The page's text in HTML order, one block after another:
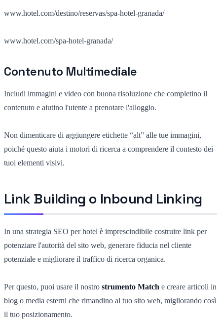
www.hotel.com/destino/reservas/spa-hotel-granada/
www.hotel.com/spa-hotel-granada/
Contenuto Multimediale
Includi immagini e video con buona risoluzione che completino il
contenuto e aiutino l'utente a prenotare l'alloggio.
Non dimenticare di aggiungere etichette “alt” alle tue immagini,
poiché questo aiuta i motori di ricerca a comprendere il contesto dei
tuoi elementi visivi.
Link Building o Inbound Linking
In una strategia SEO per hotel è imprescindibile costruire link per
potenziare l'autorità del sito web, generare fiducia nel cliente
potenziale e migliorare il traffico di ricerca organica.
Per questo, puoi usare il nostro strumento Match e creare articoli in
blog o media esterni che rimandino al tuo sito web, migliorando così
il tuo posizionamento.